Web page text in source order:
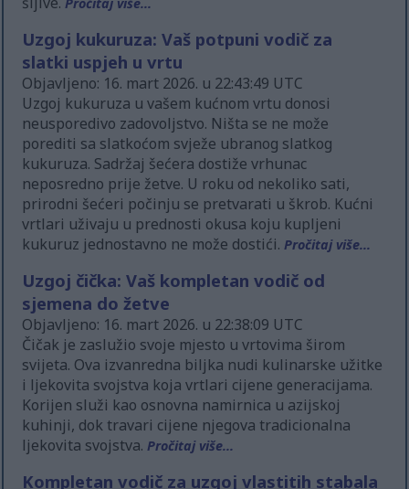
Pročitaj više...
Uzgoj kukuruza: Vaš potpuni vodič za
slatki uspjeh u vrtu
Objavljeno: 16. mart 2026. u 22:43:49 UTC
Uzgoj kukuruza u vašem kućnom vrtu donosi
neusporedivo zadovoljstvo. Ništa se ne može
porediti sa slatkoćom svježe ubranog slatkog
kukuruza. Sadržaj šećera dostiže vrhunac
neposredno prije žetve. U roku od nekoliko sati,
prirodni šećeri počinju se pretvarati u škrob. Kućni
vrtlari uživaju u prednosti okusa koju kupljeni
kukuruz jednostavno ne može dostići.Pročitaj više...
Uzgoj čička: Vaš kompletan vodič od
sjemena do žetve
Objavljeno: 16. mart 2026. u 22:38:09 UTC
Čičak je zaslužio svoje mjesto u vrtovima širom
svijeta. Ova izvanredna biljka nudi kulinarske užitke
i ljekovita svojstva koja vrtlari cijene generacijama.
Korijen služi kao osnovna namirnica u azijskoj
kuhinji, dok travari cijene njegova tradicionalna
ljekovita svojstva.Pročitaj više...
Kompletan vodič za uzgoj vlastitih stabala